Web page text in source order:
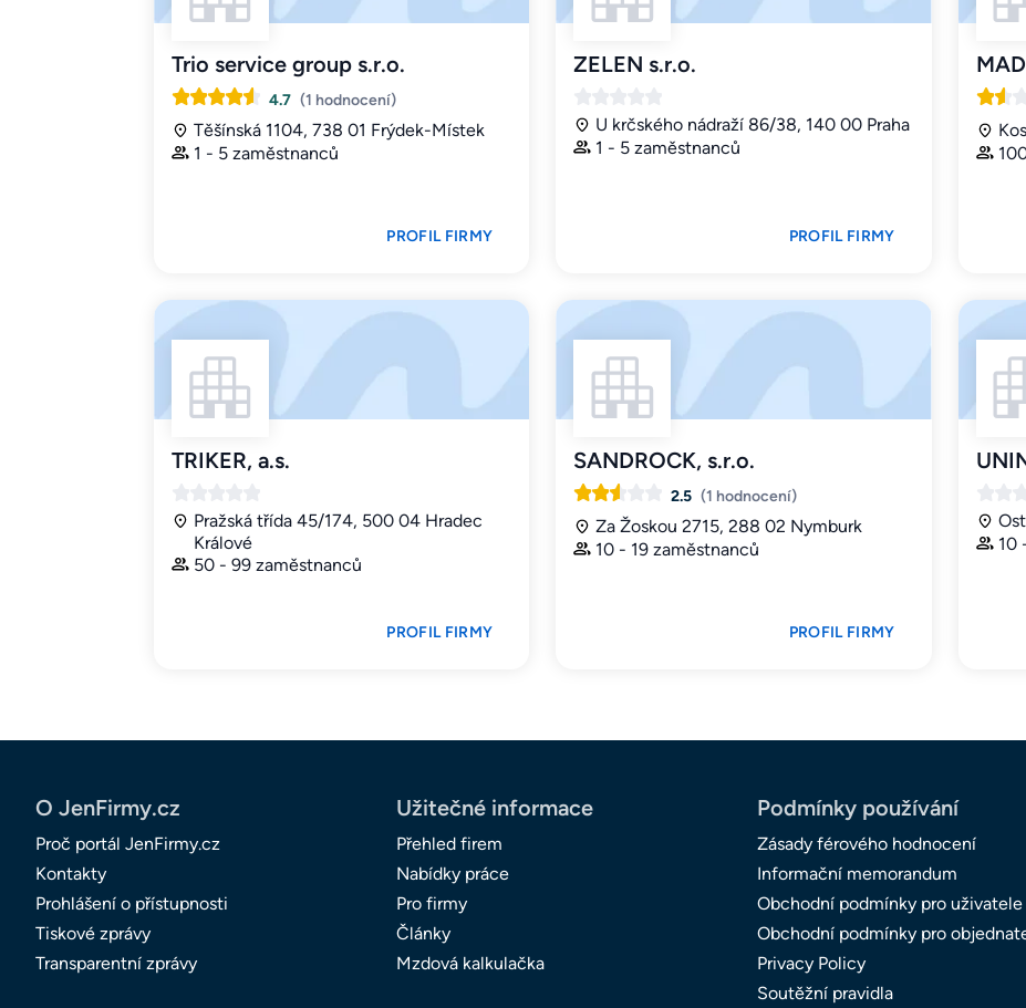
Trio service group s.r.o.
4.7 (1 hodnocení)
Těšínská 1104, 738 01 Frýdek-Místek
1 - 5 zaměstnanců
PROFIL FIRMY
ZELEN s.r.o.
U krčského nádraží 86/38, 140 00 Praha
1 - 5 zaměstnanců
PROFIL FIRMY
TRIKER, a.s.
Pražská třída 45/174, 500 04 Hradec
Králové
50 - 99 zaměstnanců
PROFIL FIRMY
SANDROCK, s.r.o.
2.5 (1 hodnocení)
Za Žoskou 2715, 288 02 Nymburk
10 - 19 zaměstnanců
PROFIL FIRMY
10
O JenFirmy.cz
Proč portál JenFirmy.cz
Kontakty
Prohlášení o přístupnosti
Tiskové zprávy
Transparentní zprávy
Užitečné informace
Přehled firem
Nabídky práce
Pro firmy
Články
Mzdová kalkulačka
Podmínky používání
Zásady férového hodnocení
Informační memorandum
Obchodní podmínky pro uživatele
Obchodní podmínky pro
Privacy Policy
Soutěžní pravidla